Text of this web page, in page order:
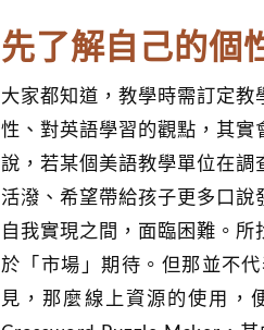
先了解自己的個
大家都知道，教學時需訂定
性、對英語學習的觀點，其
說，若某個美語教學單位在調
活潑、希望帶給孩子更多口
自我實現之間，面臨困難。
於「市場」期待。但那並不
見，那麼線上資源的使用，